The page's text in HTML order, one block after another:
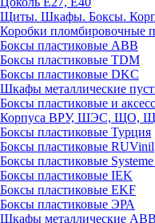
Щиты. Шкафы. Боксы.
Коробки пломбировочные
Боксы пластиковые ABB
Боксы пластиковые TDM
Боксы пластиковые DKC
Шкафы металлические
Боксы пластиковые и
Корпуса ВРУ, ШЭС, ЩО,
Боксы пластиковые Турция
Боксы пластиковые RUVinil
Боксы пластиковые
Боксы пластиковые IEK
Боксы пластиковые EKF
Боксы пластиковые ЭРА
Шкафы металлические ABB